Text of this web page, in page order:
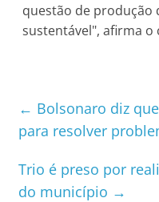
questão de produção
sustentável", afirma
← Bolsonaro diz
para resolver
Trio é preso por
do município →